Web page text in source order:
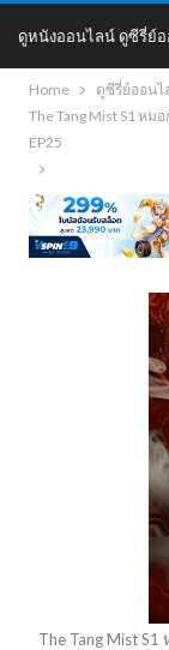
ดูหนังออนไลน์ ดูซีรี่ย์อ
DoDoNung
Home
ดูซีรี่ย์ออนไ
The Tang Mist S1 ห
EP25
The Tang Mist